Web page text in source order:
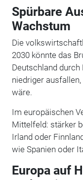
Spürbare
Wachstum
Die
2030 könnte das
Deutschland
niedriger
wäre.
Im europäischen
Mittelfeld: stärker
Irland oder
wie Spanien oder
Europa auf